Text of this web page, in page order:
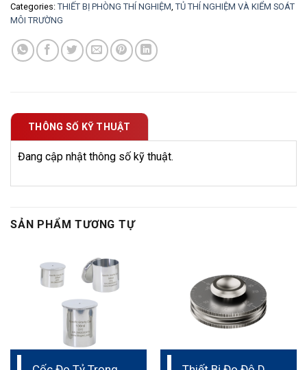
Categories: THIẾT BỊ PHÒNG THÍ NGHIỆM TỦ THÍ NGHIỆM VÀ KIỂM SOÁT
MÔI TRƯỜNG
THÔNG SỐ KỸ THUẬT
Đang cập nhật thông số kỹ thuật.
SẢN PHẨM TƯƠNG TỰ